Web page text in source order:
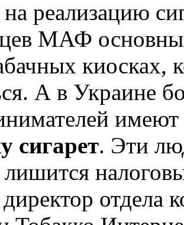
реализацию
МАФ
киосках,
А в Украине
сигарет. Эти
директор отдела